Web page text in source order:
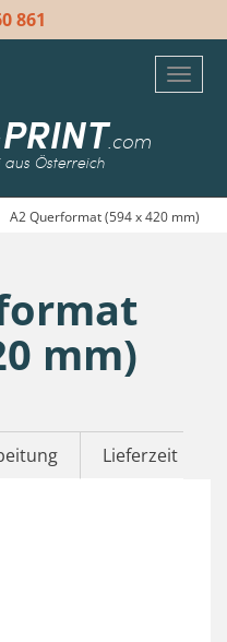
861
.com
Österreich
A2 Querformat (594 x 420 mm)
mm)
Lieferzeit